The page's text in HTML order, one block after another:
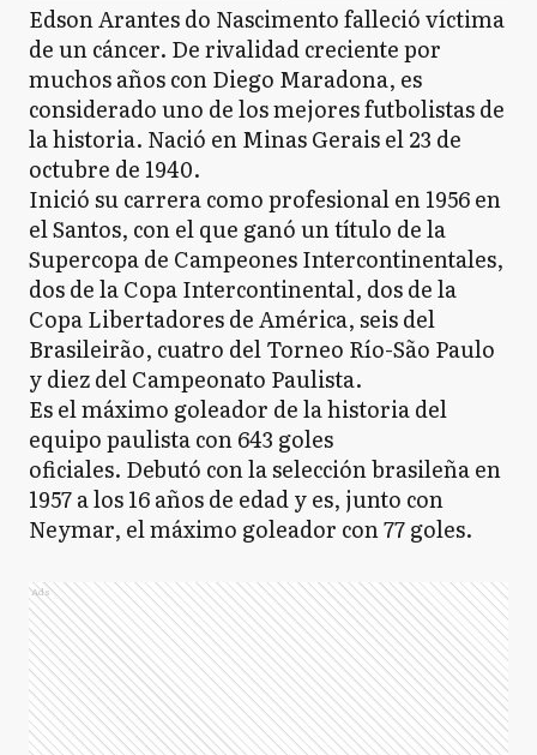
Edson Arantes do Nascimento​ falleció víctima
de un cáncer. De rivalidad creciente por
muchos años con Diego Maradona, es
considerado uno de los mejores futbolistas de
la historia. Nació en Minas Gerais el 23 de
octubre de 1940.
Inició su carrera como profesional en 1956 en
el Santos, con el que ganó un título de la
Supercopa de Campeones Intercontinentales,
dos de la Copa Intercontinental, dos de la
Copa Libertadores de América, seis del
Brasileirão, cuatro del Torneo Río-São Paulo
y diez del Campeonato Paulista.
Es el máximo goleador de la historia del
equipo paulista con 643 goles
oficiales. Debutó con la selección brasileña en
1957 a los 16 años de edad y es, junto con
Neymar, el máximo goleador con 77 goles.
Ads